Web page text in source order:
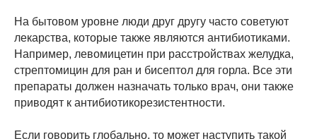
На бытовом уровне люди друг другу часто советуют
лекарства, которые также являются антибиотиками.
Например, левомицетин при расстройствах желудка,
стрептомицин для ран и бисептол для горла. Все эти
препараты должен назначать только врач, они также
приводят к антибиотикорезистентности.
Если говорить глобально, то может наступить такой